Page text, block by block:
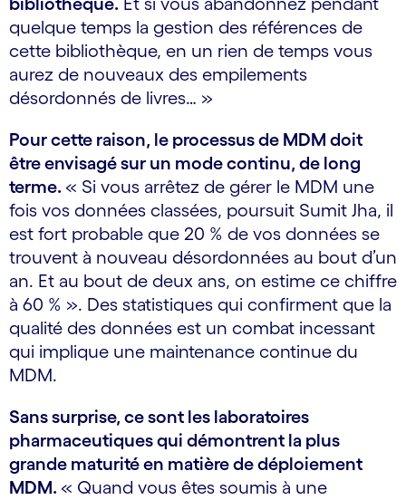
quelque temps la gestion des références de
cette bibliothèque, en un rien de temps vous
aurez de nouveaux des empilements
désordonnés de livres… »
Pour cette raison, le processus de MDM doit
être envisagé sur un mode continu, de long
terme. « Si vous arrêtez de gérer le MDM une
fois vos données classées, poursuit Sumit Jha, il
est fort probable que 20 % de vos données se
trouvent à nouveau désordonnées au bout d’un
an. Et au bout de deux ans, on estime ce chiffre
à 60 % ». Des statistiques qui confirment que la
qualité des données est un combat incessant
qui implique une maintenance continue du
MDM.
Sans surprise, ce sont les laboratoires
pharmaceutiques qui démontrent la plus
grande maturité en matière de déploiement
MDM. « Quand vous êtes soumis à une